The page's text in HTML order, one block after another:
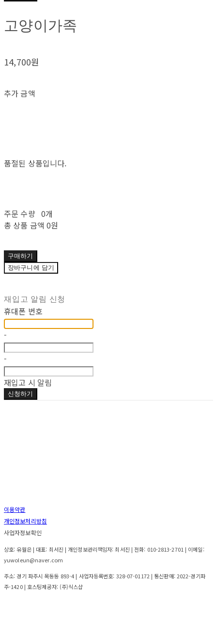
고양이가족
14,700원
추가 금액
품절된 상품입니다.
주문 수량 0개
총 상품 금액 0원
구매하기
장바구니에 담기
재입고 알림 신청
휴대폰 번호
-
-
재입고 시 알림
신청하기
이용약관
개인정보처리방침
사업자정보확인
상호: 유월은 | 대표: 최서진 | 개인정보관리책임자: 최서진 | 전화: 010-2813-2701 | 이메일:
yuwoleun@naver.com
주소: 경기 파주시 목동동 893-4 | 사업자등록번호: 328-07-01172| 통신판매:2022-경기파
주-1420| 호스팅제공자: (주)식스샵